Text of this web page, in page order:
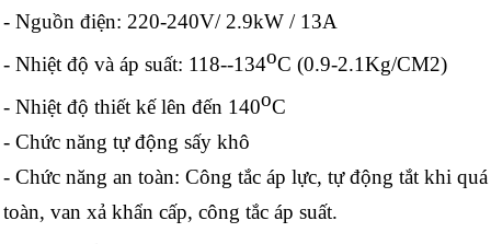
- Nguồn điện: 220-240V/ 2.9kW / 13A
- Nhiệt độ và áp suất: 118--134oC (0.9-2.1Kg/CM2)
- Nhiệt độ thiết kế lên đến 140oC
- Chức năng tự động sấy khô
- Chức năng an toàn:Công tắc áp lực,tự động tắt khi
toàn, van xả khẩn cấp, công tắc áp suất.